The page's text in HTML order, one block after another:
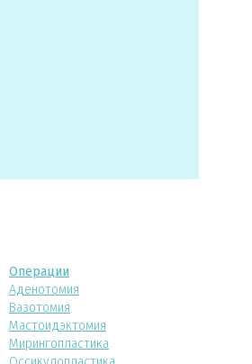
Операции
Аденотомия
Вазотомия
Мастоидэктомия
Мирингопластика